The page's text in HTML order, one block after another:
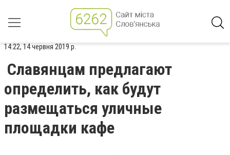
14:22, 14 червня 2019 р.
Славянцам предлагают
определить, как будут
размещаться уличные
площадки кафе